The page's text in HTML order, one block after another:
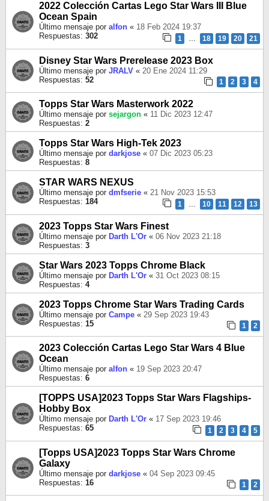
2022 Colección Cartas Lego Star Wars III Blue
Ocean Spain
Último mensaje por alfon « 18 Feb 2024 19:37
Respuestas: 302 1 18 19 20 21
Disney Star Wars Prerelease 2023 Box
Último mensaje por JRALV « 20 Ene 2024 11:29
Respuestas: 52 1 2 3 4
Topps Star Wars Masterwork 2022
Último mensaje por sejargon « 11 Dic 2023 12:47
Respuestas: 2
Topps Star Wars High-Tek 2023
Último mensaje por darkjose « 07 Dic 2023 05:23
Respuestas: 8
STAR WARS NEXUS
Último mensaje por dmfserie « 21 Nov 2023 15:53
Respuestas: 184 1 10 11 12 13
2023 Topps Star Wars Finest
Último mensaje por Darth L'Or « 06 Nov 2023 21:18
Respuestas: 3
Star Wars 2023 Topps Chrome Black
Último mensaje por Darth L'Or « 31 Oct 2023 08:15
Respuestas: 4
2023 Topps Chrome Star Wars Trading Cards
Último mensaje por Campe « 29 Sep 2023 19:43
Respuestas: 15 1 2
2023 Colección Cartas Lego Star Wars 4 Blue
Ocean
Último mensaje por alfon « 19 Sep 2023 20:47
Respuestas: 6
[TOPPS USA]2023 Topps Star Wars Flagships-
Hobby Box
Último mensaje por Darth L'Or « 17 Sep 2023 19:46
Respuestas: 65 1 2 3 4 5
[Topps USA]2023 Topps Star Wars Chrome
Galaxy
Último mensaje por darkjose « 04 Sep 2023 09:45
Respuestas: 16 1 2